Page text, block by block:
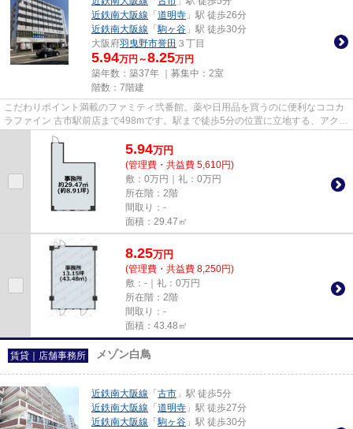
近鉄南大阪線 「 道明寺 」駅 徒歩26分
近鉄南大阪線 「駒ヶ谷 」駅 徒歩30分
大阪府羽曳野市誉田 ３丁目
5.94万円～8.25万円
築年数：築37年 ｜募集中： 2室
階数：7階建
こだわりポイント満載のファミティ弐番館。薬や日用品を買うのに便利なココカ
ラファイン 古市駅前店まで498mです。駅まで徒歩5分の位置に立地する、アクセ
ス良好な物件です。エレベー...
5.94万円
(管理費・共益費 5,610円)
敷：0万円｜礼：0万円
所在階：2階
間取り：-
面積：29.47㎡
8.25万円
(管理費・共益費 8,250円)
敷：-｜礼：0万円
所在階：2階
間取り：-
面積：43.48㎡
賃貸｜店舗事務所 メゾン白鳥
近鉄南大阪線 「 古市 」駅 徒歩5分
近鉄南大阪線 「 道明寺 」駅 徒歩27分
近鉄南大阪線 「駒ヶ谷 」駅 徒歩30分